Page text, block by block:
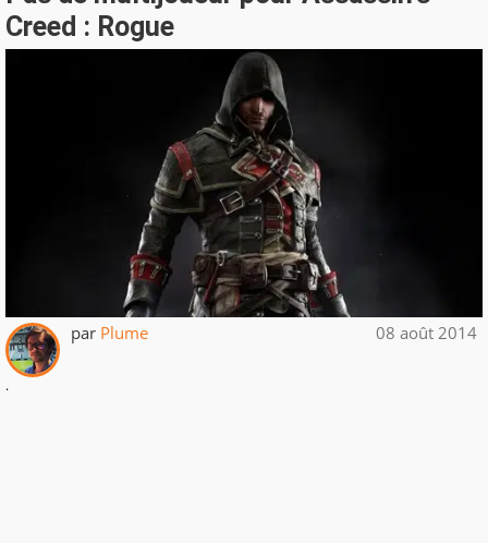
Creed : Rogue
par Plume 08 août 2014
.